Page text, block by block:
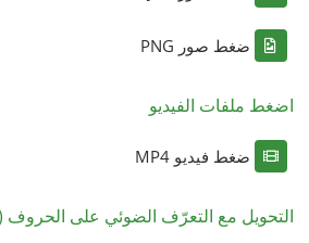
ضغط صور PNG
اضغط ملفات الفيديو
ضغط فيديو MP4
التحويل مع التعرّف الضوئي على الحروف (OCR)